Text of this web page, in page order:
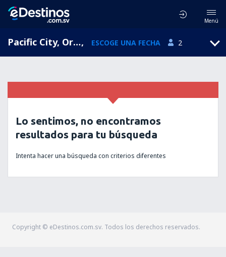
Menú
Pacific City, Oregón, Estados Unidos, ESCOGE UNA FECHA 2
Lo sentimos, no encontramos
resultados para tu búsqueda
Intenta hacer una búsqueda con criterios diferentes
Copyright © eDestinos.com.sv. Todos los derechos reservados.